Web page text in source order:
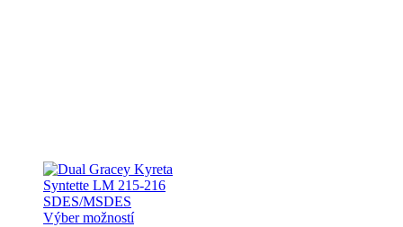
Výber možností